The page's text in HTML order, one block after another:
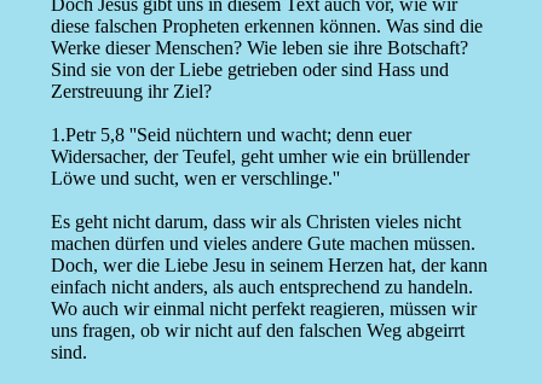
Doch Jesus gibt uns in diesem Text auch vor, wie wir
diese falschen Propheten erkennen können. Was sind die
Werke dieser Menschen? Wie leben sie ihre Botschaft?
Sind sie von der Liebe getrieben oder sind Hass und
Zerstreuung ihr Ziel?
1.Petr 5,8 ''Seid nüchtern und wacht; denn euer
Widersacher, der Teufel, geht umher wie ein brüllender
Löwe und sucht, wen er verschlinge.''
Es geht nicht darum, dass wir als Christen vieles nicht
machen dürfen und vieles andere Gute machen müssen.
Doch, wer die Liebe Jesu in seinem Herzen hat, der kann
einfach nicht anders, als auch entsprechend zu handeln.
Wo auch wir einmal nicht perfekt reagieren, müssen wir
uns fragen, ob wir nicht auf den falschen Weg abgeirrt
sind.